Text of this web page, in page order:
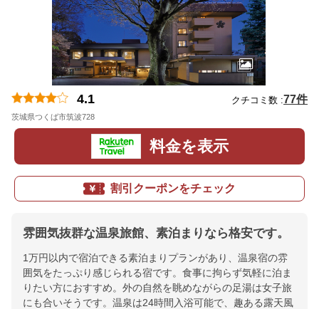
4.1 クチコミ数 :77件
茨城県つくば市筑波728
料金を表示
割引クーポンをチェック
雰囲気抜群な温泉旅館、素泊まりなら格安です。
1万円以内で宿泊できる素泊まりプランがあり、温泉宿の雰
囲気をたっぷり感じられる宿です。食事に拘らず気軽に泊ま
りたい方におすすめ。外の自然を眺めながらの足湯は女子旅
にも合いそうです。温泉は24時間入浴可能で、趣ある露天風